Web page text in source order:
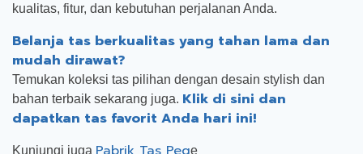
kualitas, fitur, dan kebutuhan perjalanan Anda.
Belanja tas berkualitas yang tahan lama dan
mudah dirawat?
Temukan koleksi tas pilihan dengan desain stylish dan
bahan terbaik sekarang juga. Klik di sini dan
dapatkan tas favorit Anda hari ini!
Kunjungi juga e